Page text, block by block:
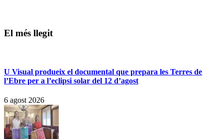
El més llegit
U Visual produeix el documental que prepara les Terres de
l’Ebre per a l’eclipsi solar del 12 d’agost
6 agost 2026